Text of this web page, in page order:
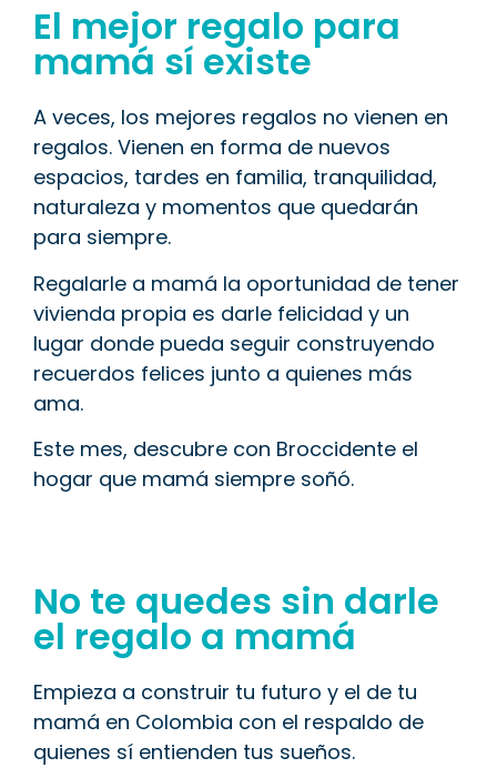
El mejor regalo para
mamá sí existe
A veces, los mejores regalos no vienen en
regalos. Vienen en forma de nuevos
espacios, tardes en familia, tranquilidad,
naturaleza y momentos que quedarán
para siempre.
Regalarle a mamá la oportunidad de tener
vivienda propia es darle felicidad y un
lugar donde pueda seguir construyendo
recuerdos felices junto a quienes más
ama.
Este mes, descubre con Broccidente el
hogar que mamá siempre soñó.
No te quedes sin darle
el regalo a mamá
Empieza a construir tu futuro y el de tu
mamá en Colombia con el respaldo de
quienes sí entienden tus sueños.